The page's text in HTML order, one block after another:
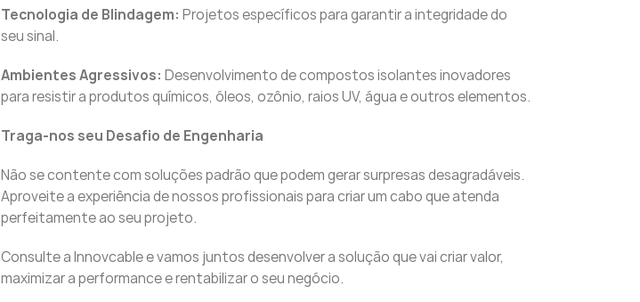
Tecnologia de Blindagem: Projetos específicos para garantir a integridade do
seu sinal.
Ambientes Agressivos: Desenvolvimento de compostos isolantes inovadores
para resistir a produtos químicos, óleos, ozônio, raios UV, água e outros elementos.
Traga-nos seu Desafio de Engenharia
Não se contente com soluções padrão que podem gerar surpresas desagradáveis.
Aproveite a experiência de nossos profissionais para criar um cabo que atenda
perfeitamente ao seu projeto.
Consulte a Innovcable e vamos juntos desenvolver a solução que vai criar valor,
maximizar a performance e rentabilizar o seu negócio.